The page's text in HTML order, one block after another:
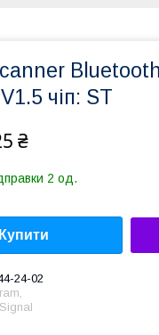
чіп: ST
₴
2 од.
Купити
24-02